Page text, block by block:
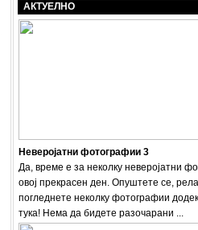
АКТУЕЛНО
Неверојатни фотографии 3
Да, време е за неколку неверојатни
овој прекрасен ден. Опуштете се,
погледнете неколку фотографии
тука! Нема да бидете разочарани ...